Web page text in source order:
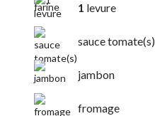
1 levure
sauce tomate(s)
jambon
fromage